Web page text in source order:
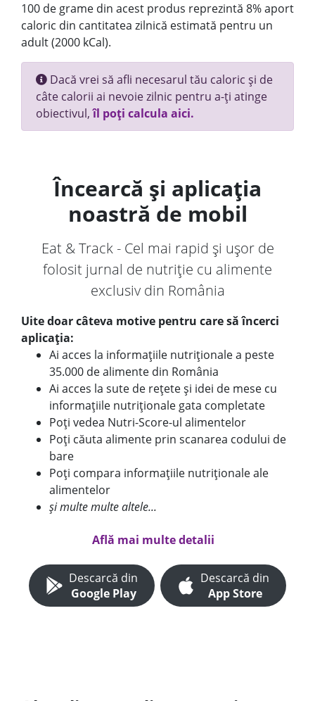
100 de grame din acest produs reprezintă 8% aport
caloric din cantitatea zilnică estimată pentru un
adult (2000 kCal).
Dacă vrei să afli necesarul tău caloric și de
câte calorii ai nevoie zilnic pentru a-ți atinge
obiectivul,îl poți calcula aici.
Încearcă și aplicația
noastră de mobil
Eat & Track - Cel mai rapid și ușor de
folosit jurnal de nutriție cu alimente
exclusiv din România
Uite doar câteva motive pentru care să încerci
aplicația:
Ai acces la informațiile nutriționale a peste
35.000 de alimente din România
Ai acces la sute de rețete și idei de mese cu
informațiile nutriționale gata completate
Poți vedea Nutri-Score-ul alimentelor
Poți căuta alimente prin scanarea codului de
bare
Poți compara informațiile nutriționale ale
alimentelor
și multe multe altele...
Află mai multe detalii
Descarcă din
Google Play
Descarcă din
App Store